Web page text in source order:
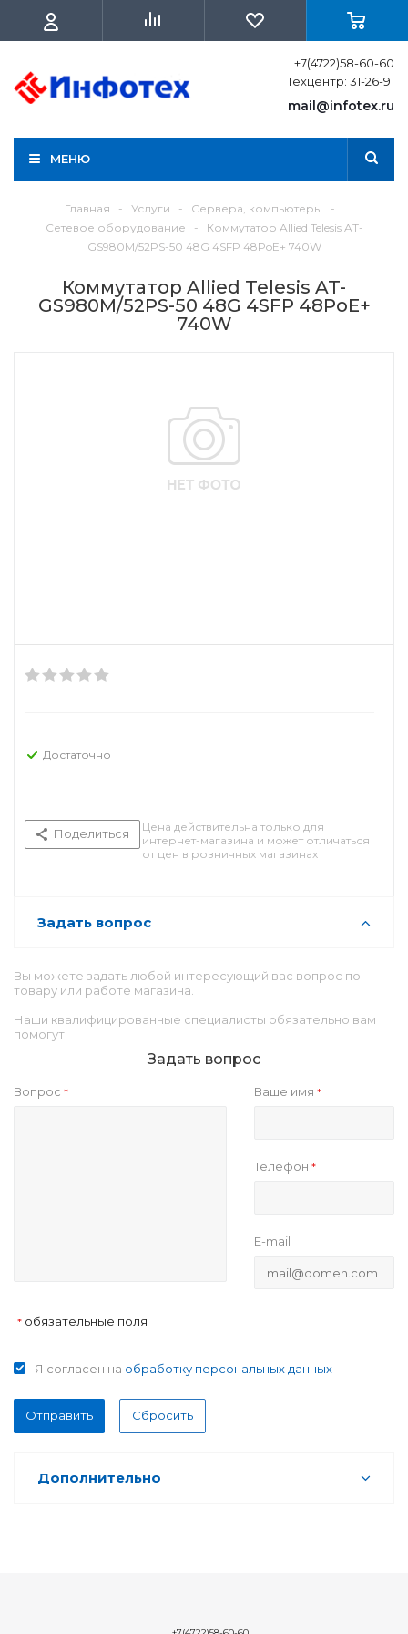
+7(4722)58-60-60
Техцентр: 31-26-91
mail@infotex.ru
МЕНЮ
Главная - Услуги - Сервера, компьютеры
-
Сетевое оборудование
-
Коммутатор Allied Telesis AT-
GS980M/52PS-50 48G 4SFP 48PoE+ 740W
Коммутатор Allied Telesis AT-
GS980M/52PS-50 48G 4SFP 48PoE+
740W
Достаточно
Поделиться
Цена действительна только для
интернет-магазина и может отличаться
от цен в розничных магазинах
Задать вопрос
Вы можете задать любой интересующий вас вопрос по
товару или работе магазина.
Наши квалифицированные специалисты обязательно вам
помогут.
Задать вопрос
Вопрос * Ваше имя*
Телефон*
E-mail
* обязательные поля
Я согласен на обработку персональных данных
Отправить Сбросить
Дополнительно